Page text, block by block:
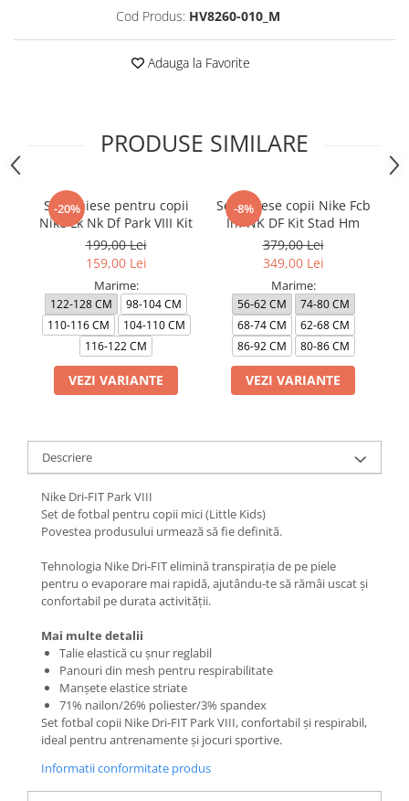
Cod Produs: HV8260-010_M
Adauga la Favorite
PRODUSE SIMILARE
-20%
Set 3 piese pentru copii
Nike Lk Nk Df Park VIII Kit
199,00 Lei
159,00 Lei
Marime:
122-128 CM
98-104 CM
110-116 CM
104-110 CM
116-122 CM
VEZI VARIANTE
-8%
Set 3 Piese copii Nike Fcb
Inf NK DF Kit Stad Hm
379,00 Lei
349,00 Lei
Marime:
56-62 CM
74-80 CM
68-74 CM
62-68 CM
86-92 CM
80-86 CM
VEZI VARIANTE
Descriere
Nike Dri-FIT Park VIII
Set de fotbal pentru copii mici (Little Kids)
Povestea produsului urmează să fie definită.
Tehnologia Nike Dri-FIT elimină transpirația de pe piele
pentru o evaporare mai rapidă, ajutându-te să rămâi uscat și
confortabil pe durata activității.
Mai multe detalii
Talie elastică cu șnur reglabil
Panouri din mesh pentru respirabilitate
Manșete elastice striate
71% nailon/26% poliester/3% spandex
Set fotbal copii Nike Dri-FIT Park VIII, confortabil și respirabil,
ideal pentru antrenamente și jocuri sportive.
Informatii conformitate produs